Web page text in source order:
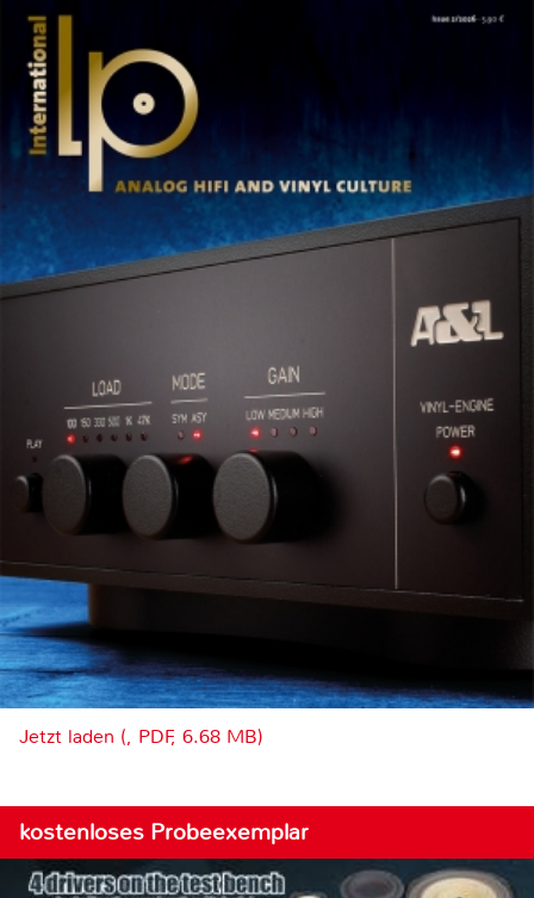
Jetzt laden (, PDF, 6.68 MB)
kostenloses Probeexemplar